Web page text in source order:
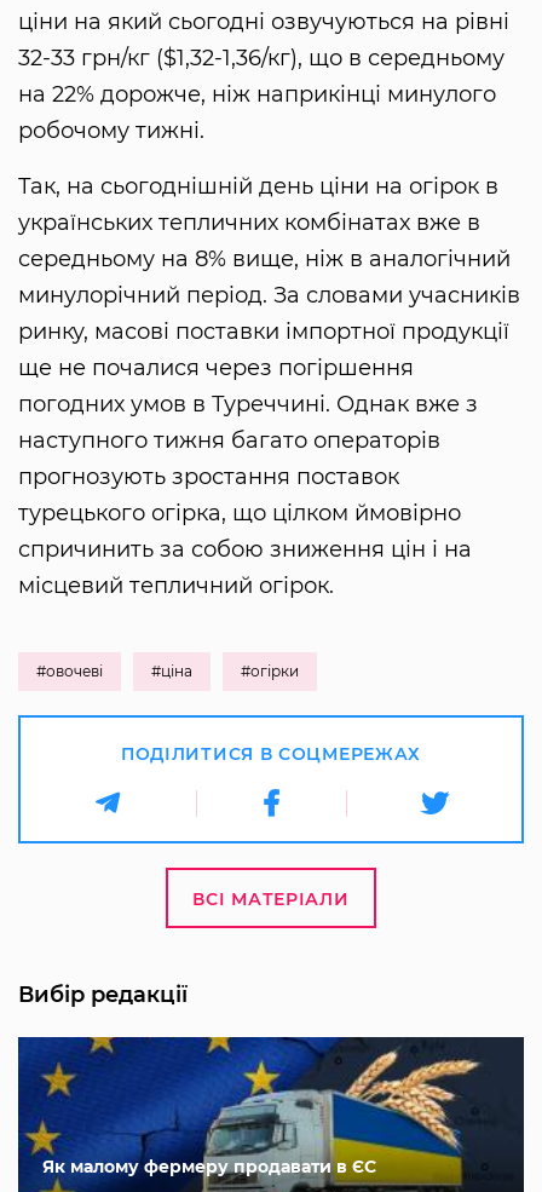
ціни на який сьогодні озвучуються на рівні
32-33 грн/кг ($1,32-1,36/кг), що в середньому
на 22% дорожче, ніж наприкінці минулого
робочому тижні.
Так, на сьогоднішній день ціни на огірок в
українських тепличних комбінатах вже в
середньому на 8% вище, ніж в аналогічний
минулорічний період. За словами учасників
ринку, масові поставки імпортної продукції
ще не почалися через погіршення
погодних умов в Туреччині. Однак вже з
наступного тижня багато операторів
прогнозують зростання поставок
турецького огірка, що цілком ймовірно
спричинить за собою зниження цін і на
місцевий тепличний огірок.
#овочеві #ціна #огірки
ПОДІЛИТИСЯ В СОЦМЕРЕЖАХ
ВСІ МАТЕРІАЛИ
Вибір редакції
Як малому фермеру продавати в ЄС